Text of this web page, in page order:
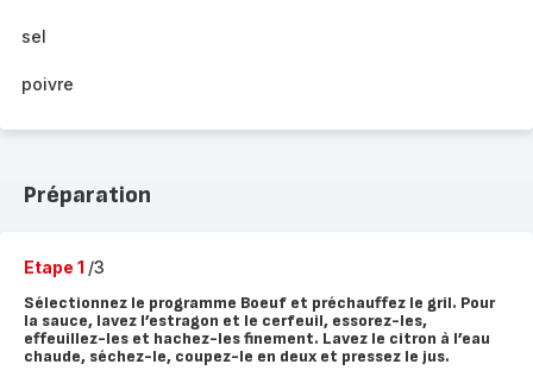
sel
poivre
Préparation
Etape 1 /3
Sélectionnez le programme Boeuf et préchauffez le gril. Pour
la sauce, lavez l’estragon et le cerfeuil, essorez-les,
effeuillez-les et hachez-les finement. Lavez le citron à l’eau
chaude, séchez-le, coupez-le en deux et pressez le jus.